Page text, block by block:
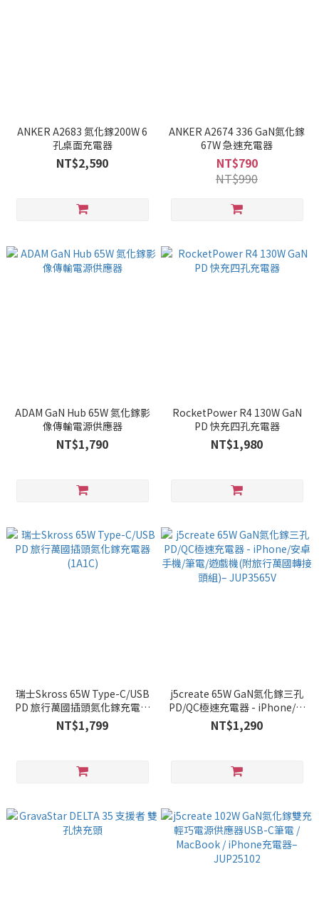
ANKER A2683 氮化鎵200W 6
孔桌面充電器
NT$2,590
ANKER A2674 336 GaN氮化鎵
67W 急速充電器
NT$790
NT$990
ADAM GaN Hub 65W 氮化鎵影
像傳輸電源供應器
NT$1,790
RocketPower R4 130W GaN
PD 快充四孔充電器
NT$1,980
瑞士Skross 65W Type-C/USB
PD 旅行萬國插頭氮化鎵充電器
(1A1C)
NT$1,799
j5create 65W GaN氮化鎵三孔
PD/QC極速充電器 - iPhone/安
卓手機/筆電/遊戲機(附旅行萬
國轉接頭組)– JUP3565V
NT$1,290